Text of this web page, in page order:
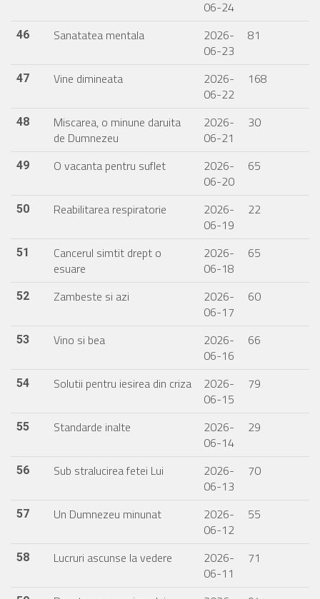
06-24
46 Sanatatea mentala
2026-
06-23
81
47 Vine dimineata
2026-
06-22
168
48
Miscarea, o minune daruita
de Dumnezeu
2026-
06-21
30
49 O vacanta pentru suflet
2026-
06-20
65
50 Reabilitarea respiratorie
2026-
06-19
22
51
Cancerul simtit drept o
esuare
2026-
06-18
65
52 Zambeste si azi
2026-
06-17
60
53 Vino si bea
2026-
06-16
66
54 Solutii pentru iesirea din criza
2026-
06-15
79
55 Standarde inalte
2026-
06-14
29
56 Sub stralucirea fetei Lui
2026-
06-13
70
57 Un Dumnezeu minunat
2026-
06-12
55
58 Lucruri ascunse la vedere
2026-
06-11
71